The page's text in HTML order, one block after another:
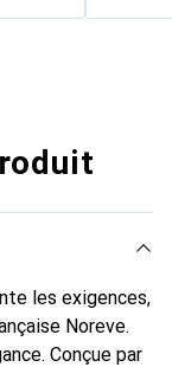
les exigences,
Noreve.
Conçue par